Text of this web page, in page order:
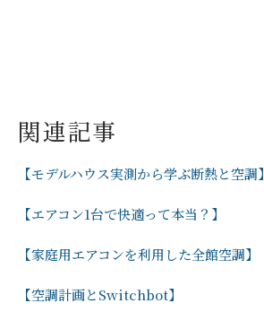
関連記事
【モデルハウス実測から学ぶ断熱と空調】
【エアコン1台で快適って本当？】
【家庭用エアコンを利用した全館空調】
【空調計画とSwitchbot】